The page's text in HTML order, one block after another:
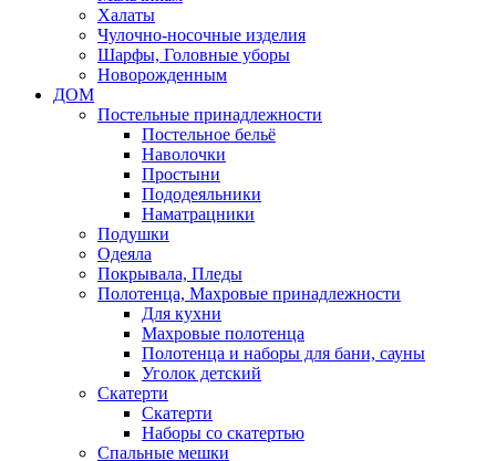
Халаты
Чулочно-носочные изделия
Шарфы, Головные уборы
Новорожденным
ДОМ
Постельные принадлежности
Постельное бельё
Наволочки
Простыни
Пододеяльники
Наматрацники
Подушки
Одеяла
Покрывала, Пледы
Полотенца, Махровые принадлежности
Для кухни
Махровые полотенца
Полотенца и наборы для бани, сауны
Уголок детский
Скатерти
Скатерти
Наборы со скатертью
Спальные мешки